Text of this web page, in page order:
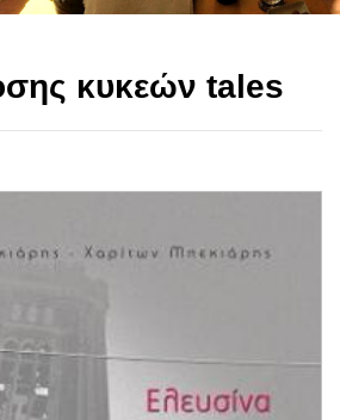
κυκεών tales